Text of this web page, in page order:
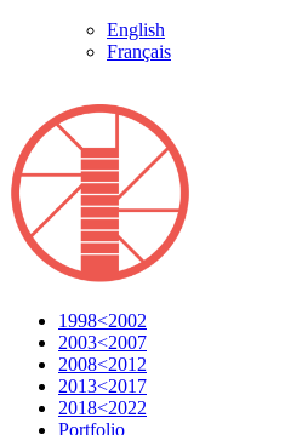
English
Français
1998<2002
2003<2007
2008<2012
2013<2017
2018<2022
Portfolio